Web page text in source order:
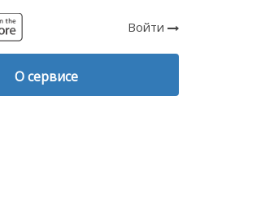
Войти
О сервисе